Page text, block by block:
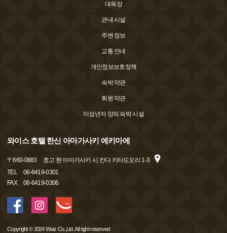
대욕장
관내 시설
주변 정보
교통 안내
개인정보보호정책
숙박 약관
회원 약관
미성년자 양의 숙박 시설
와이스 호텔 한신 아마가사키 에키마에
〒660-0883
효고 현 아마가사키 시 칸다 키타도오리 1-3
TEL
06-6419-0301
FAX
06-6419-0306
Copyright © 2024 Waiz Co.,Ltd. All right reserved